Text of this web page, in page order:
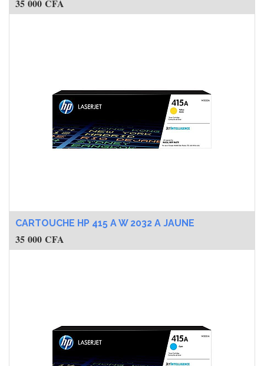
CARTOUCHE HP 415 A W 2032 A JAUNE
35 000 CFA